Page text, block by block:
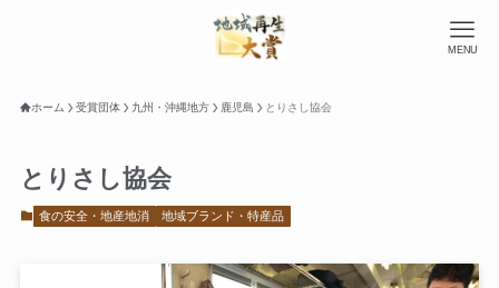
MENU
ホーム 受賞団体 九州・沖縄地方 鹿児島 とりさし協会
とりさし協会
食の安全・地産地消 地域ブランド・特産品